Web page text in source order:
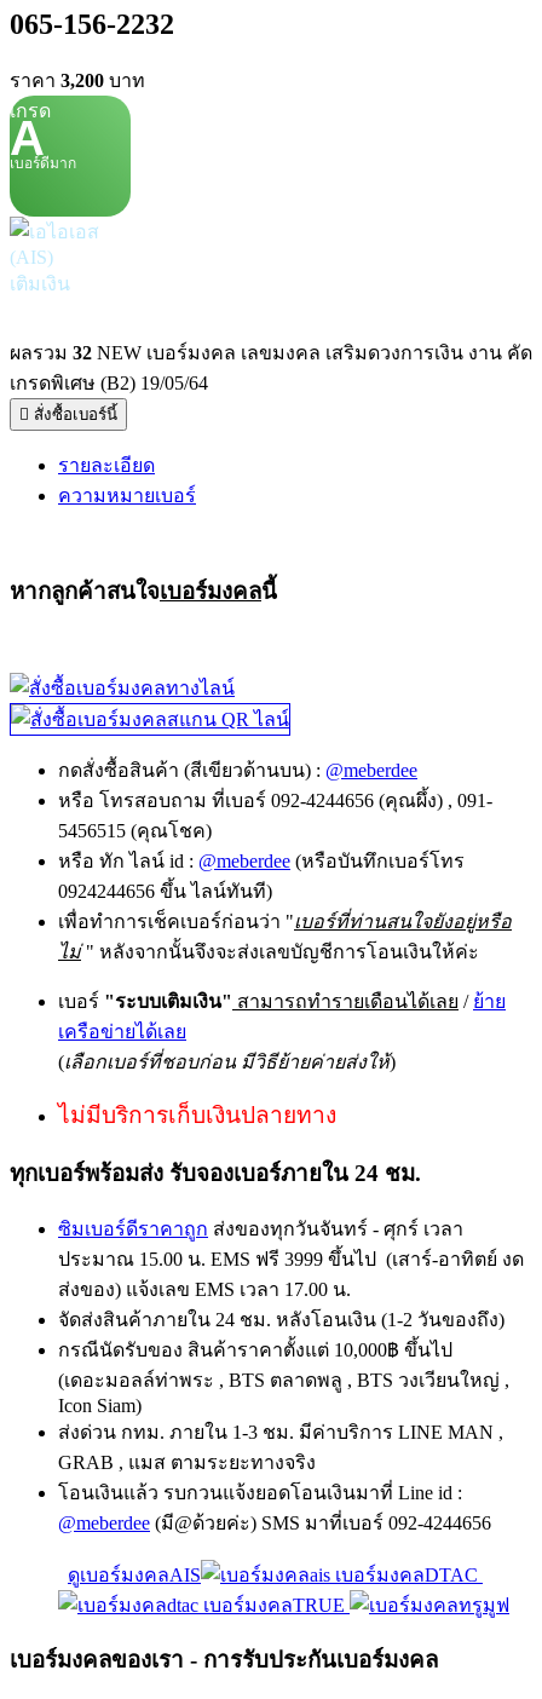
065-156-2232
ราคา 3,200 บาท
เกรด
A
เบอร์ดีมาก
เติมเงิน
ผลรวม 32 NEW เบอร์มงคล เลขมงคล เสริมดวงการเงิน งาน คัด
เกรดพิเศษ (B2) 19/05/64
สั่งซื้อเบอร์นี้
รายละเอียด
ความหมายเบอร์
หากลูกค้าสนใจเบอร์มงคลนี้
กดสั่งซื้อสินค้า (สีเขียวด้านบน) : @meberdee
หรือ โทรสอบถาม ที่เบอร์ 092-4244656 (คุณผึ้ง) , 091-
5456515 (คุณโชค)
หรือ ทัก ไลน์ id : @meberdee (หรือบันทึกเบอร์โทร
0924244656 ขึ้น ไลน์ทันที)
เพื่อทำการเช็คเบอร์ก่อนว่า "เบอร์ที่ท่านสนใจยังอยู่หรือ
ไม่" หลังจากนั้นจึงจะส่งเลขบัญชีการโอนเงินให้ค่ะ
เบอร์ "ระบบเติมเงิน" สามารถทำรายเดือนได้เลย / ย้าย
เครือข่ายได้เลย
(เลือกเบอร์ที่ชอบก่อน มีวิธีย้ายค่ายส่งให้)
ไม่มีบริการเก็บเงินปลายทาง
ทุกเบอร์พร้อมส่ง รับจองเบอร์ภายใน 24 ชม.
ซิมเบอร์ดีราคาถูก ส่งของทุกวันจันทร์ - ศุกร์ เวลา
ประมาณ 15.00 น. EMS ฟรี 3999 ขึ้นไป (เสาร์-อาทิตย์ งด
ส่งของ) แจ้งเลข EMS เวลา 17.00 น.
จัดส่งสินค้าภายใน 24 ชม. หลังโอนเงิน (1-2 วันของถึง)
กรณีนัดรับของ สินค้าราคาตั้งแต่ 10,000฿ ขึ้นไป
(เดอะมอลล์ท่าพระ , BTS ตลาดพลู , BTS วงเวียนใหญ่ ,
Icon Siam)
ส่งด่วน กทม. ภายใน 1-3 ชม. มีค่าบริการ LINE MAN ,
GRAB , แมส ตามระยะทางจริง
โอนเงินแล้ว รบกวนแจ้งยอดโอนเงินมาที่ Line id :
@meberdee (มี@ด้วยค่ะ) SMS มาที่เบอร์ 092-4244656
ดูเบอร์มงคลAIS
เบอร์มงคลDTAC
เบอร์มงคลTRUE
เบอร์มงคลของเรา - การรับประกันเบอร์มงคล